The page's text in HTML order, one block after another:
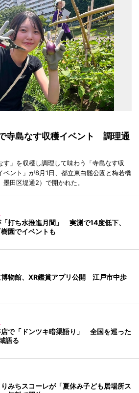
寺島なす収穫イベント 調理通
す」を収穫し調理して味わう「寺島なす収
ベント」が8月1日、都立東白鬚公園と梅若橋
田区堤通2）で開かれた。
打ち水推進月間」 実測で14度低下、
園でイベントも
物館、XR鑑賞アプリ公開 江戸市中歩
で「ドンツキ暗渠語り」 全国を巡った
語る
みちスコーレが「夏休み子ども居場所ス